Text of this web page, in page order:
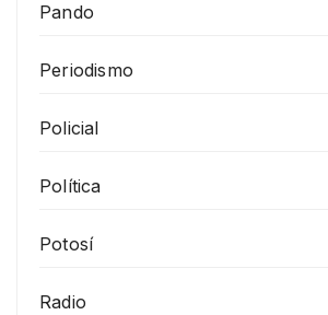
Pando
Periodismo
Policial
Política
Potosí
Radio